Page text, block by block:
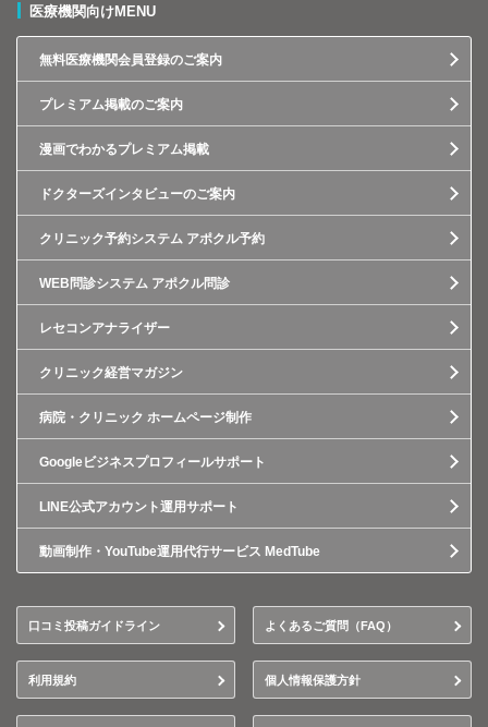
医療機関向けMENU
無料医療機関会員登録のご案内
プレミアム掲載のご案内
漫画でわかるプレミアム掲載
ドクターズインタビューのご案内
クリニック予約システム アポクル予約
WEB問診システム アポクル問診
レセコンアナライザー
クリニック経営マガジン
病院・クリニック ホームページ制作
Googleビジネスプロフィールサポート
LINE公式アカウント運用サポート
動画制作・YouTube運用代行サービス MedTube
口コミ投稿ガイドライン よくあるご質問（FAQ）
利用規約 個人情報保護方針